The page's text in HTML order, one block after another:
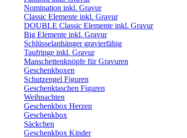
Nomination inkl. Gravur
Classic Elemente inkl. Gravur
DOUBLE Classic Elemente inkl. Gravur
Big Elemente inkl. Gravur
Schlüsselanhänger gravierfähig
Taufringe inkl. Gravur
Manschettenknöpfe für Gravuren
Geschenkboxen
Schutzengel Figuren
Geschenktaschen Figuren
Weihnachten
Geschenkbox Herzen
Geschenkbox
Säckchen
Geschenkbox Kinder